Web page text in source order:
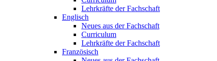
Lehrkräfte der Fachschaft
Englisch
Neues aus der Fachschaft
Curriculum
Lehrkräfte der Fachschaft
Französisch